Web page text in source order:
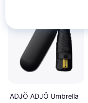
ADJÖ ADJÖ Umbrella